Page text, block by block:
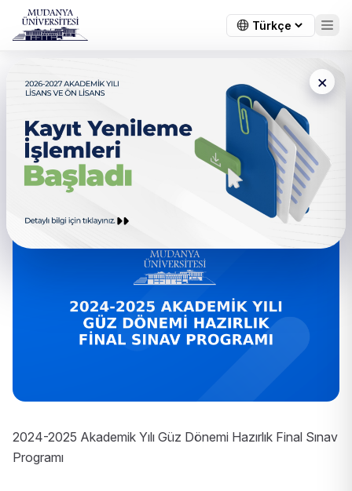
×
← Tüm duyurular
2024-2025 Akademik Yılı Güz
Dönemi Hazırlık Final Sınav
Programı
2024-2025 Akademik Yılı Güz Dönemi Hazırlık Final Sınav
Programı